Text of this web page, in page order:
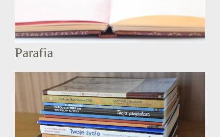
Parafia